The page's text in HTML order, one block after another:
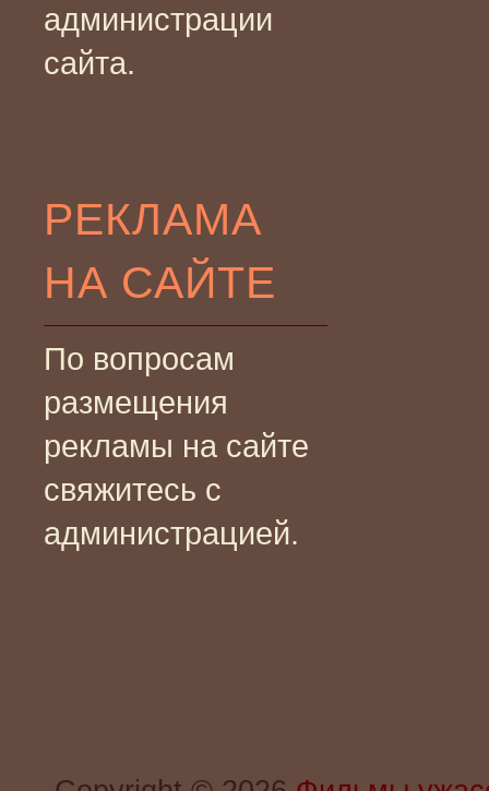
администрации
сайта.
РЕКЛАМА
НА САЙТЕ
По вопросам
размещения
рекламы на сайте
свяжитесь с
администрацией.